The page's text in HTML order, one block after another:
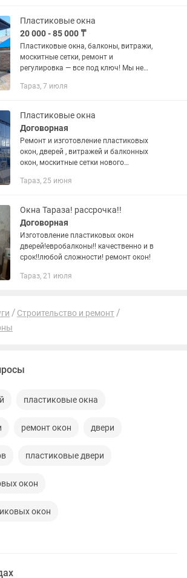
Пластиковые окна
20 000 - 85 000 ₸
Пластиковые окна, балконы, витражи,
москитные сетки, ремонт и
регулировка — все под ключ! Мы не
дела! ✔️ Металл соответствует всем
Тараз, 7 июля
Пластиковые окна
Договорная
Ремонт и изготовление пластиковых
окон, дверей , витражей и балконных
окон, москитные сетки нового
Тараз, 25 июня
Окна Тараза! рассрочка!!
Договорная
Изготовление пластиковых окон
дверей!евробалконы!! качественно и в
срок!!любой сложности! ремонт окон!
Тараз, 21 июля
Строительство и ремонт
пластиковые окна
ремонт окон двери
пластиковые двери
окон
окон
дверей